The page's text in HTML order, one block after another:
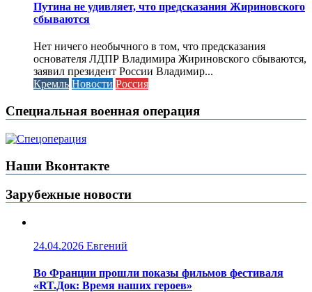
Путина не удивляет, что предсказания Жириновского
сбываются
Нет ничего необычного в том, что предсказания
основателя ЛДПР Владимира Жириновского сбываются,
заявил президент России Владимир...
Кремль Новости Россия
Специальная военная операция
Наши Вконтакте
Зарубежные новости
24.04.2026 Евгений
Во Франции прошли показы фильмов фестиваля
«RT.Док: Время наших героев»